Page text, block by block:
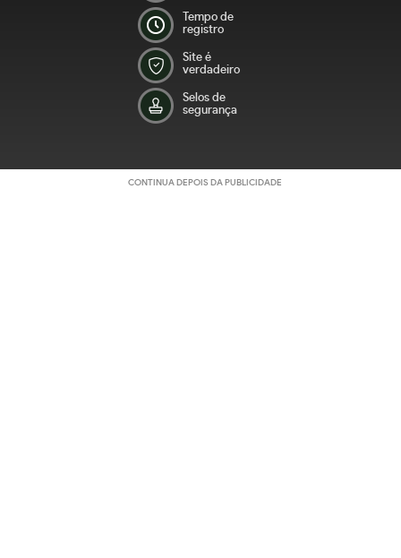
Tempo de
registro
Site é
verdadeiro
Selos de
segurança
CONTINUA DEPOIS DA PUBLICIDADE